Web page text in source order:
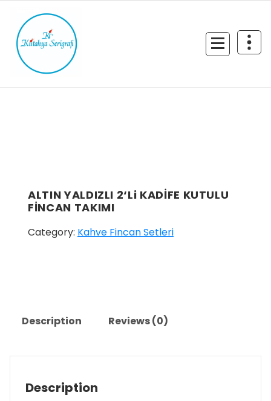
ALTIN YALDIZLI 2‘Li KADİFE KUTULU
FİNCAN TAKIMI
Category: Kahve Fincan Setleri
Description Reviews (0)
Description